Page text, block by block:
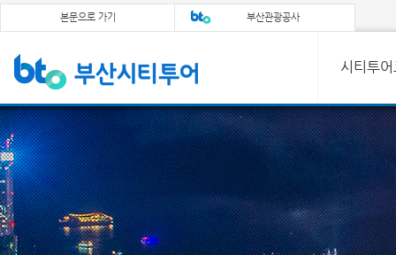
본문으로 가기 부산관광공사
시티투